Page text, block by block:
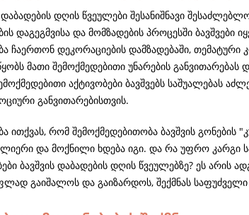
დაბადების დღის წვეულები შესანიშნავი
დაგეგმვისა და მომზადების პროცესში ბავშვები
ჩაერთონ დეკორაციების დამზადებაში, თემატური
მათი შემოქმედებითი უნარების
აქტივობები ბავშვებს საშუალებას
განვითარებისთვის.
ითქვას, რომ შემოქმედებითობა ბავშვის
და მოქნილი ხდება იგი. და რა უფრო კარგი
ბავშვის დაბადების დღის წვეულებზე? ეს არის
გაიშალოს და გაიზარდოს, შექმნას